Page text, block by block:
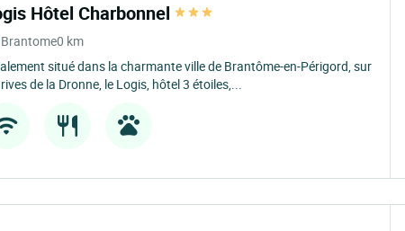
Hôtel Charbonnel
Brantome0 km
situé dans la charmante ville de Brantôme-en-Périgord, sur
de la Dronne, le Logis, hôtel 3 étoiles,...